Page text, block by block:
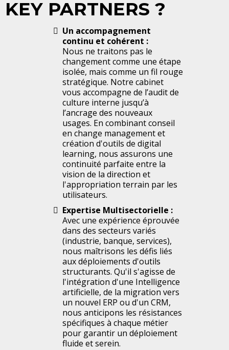
KEY PARTNERS ?
Un accompagnement
continu et cohérent :
Nous ne traitons pas le
changement comme une étape
isolée, mais comme un fil rouge
stratégique. Notre cabinet
vous accompagne de l’audit de
culture interne jusqu’à
l’ancrage des nouveaux
usages. En combinant conseil
en change management et
création d'outils de digital
learning, nous assurons une
continuité parfaite entre la
vision de la direction et
l'appropriation terrain par les
utilisateurs.
Expertise Multisectorielle :
Avec une expérience éprouvée
dans des secteurs variés
(industrie, banque, services),
nous maîtrisons les défis liés
aux déploiements d'outils
structurants. Qu'il s'agisse de
l'intégration d'une Intelligence
artificielle, de la migration vers
un nouvel ERP ou d'un CRM,
nous anticipons les résistances
spécifiques à chaque métier
pour garantir un déploiement
fluide et serein.